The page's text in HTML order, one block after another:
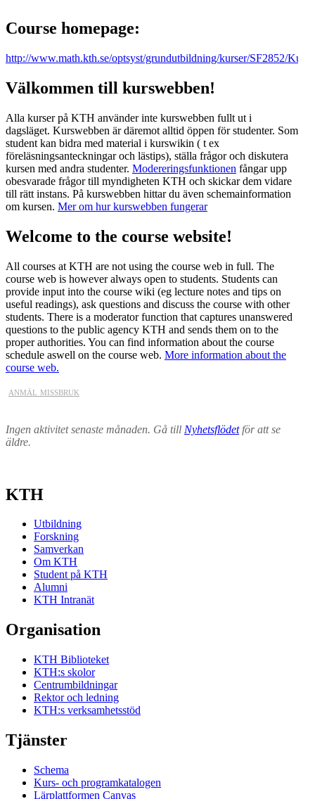
Course homepage:
http://www.math.kth.se/optsyst/grundutbildning/kurser/SF2852/
Välkommen till kurswebben!
Alla kurser på KTH använder inte kurswebben fullt ut i
dagsläget. Kurswebben är däremot alltid öppen för studenter. Som
student kan bidra med material i kurswikin ( t ex
föreläsningsanteckningar och lästips), ställa frågor och diskutera
kursen med andra studenter. Modereringsfunktionen fångar upp
obesvarade frågor till myndigheten KTH och skickar dem vidare
till rätt instans. På kurswebben hittar du även schemainformation
om kursen. Mer om hur kurswebben fungerar
Welcome to the course website!
All courses at KTH are not using the course web in full. The
course web is however always open to students. Students can
provide input into the course wiki (eg lecture notes and tips on
useful readings), ask questions and discuss the course with other
students. There is a moderator function that captures unanswered
questions to the public agency KTH and sends them on to the
proper authorities. You can find information about the course
schedule aswell on the course web. More information about the
course web.
anmäl missbruk
Ingen aktivitet senaste månaden. Gå till Nyhetsflödetför att se
äldre.
KTH
Utbildning
Forskning
Samverkan
Om KTH
Student på KTH
Alumni
KTH Intranät
Organisation
KTH Biblioteket
KTH:s skolor
Centrumbildningar
Rektor och ledning
KTH:s verksamhetsstöd
Tjänster
Schema
Kurs- och programkatalogen
Lärplattformen Canvas